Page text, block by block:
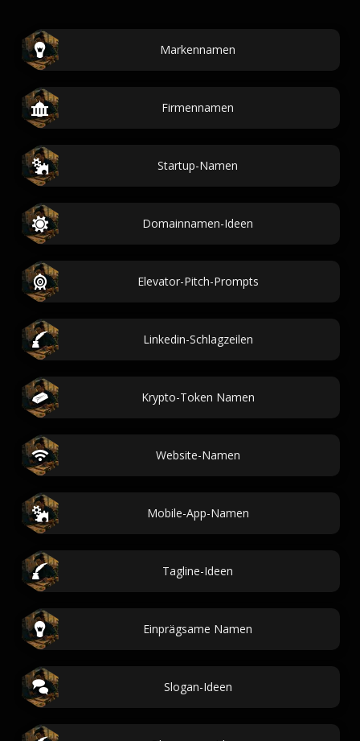
Markennamen
Firmennamen
Startup-Namen
Domainnamen-Ideen
Elevator-Pitch-Prompts
Linkedin-Schlagzeilen
Krypto-Token Namen
Website-Namen
Mobile-App-Namen
Tagline-Ideen
Einprägsame Namen
Slogan-Ideen